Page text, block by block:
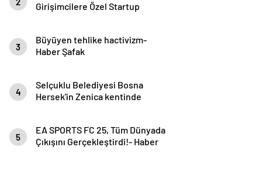
Girişimcilere Özel Startup
3
Büyüyen tehlike hactivizm-
Haber Şafak
4
Selçuklu Belediyesi Bosna
Hersek'in Zenica kentinde
ekibiyle sahne aldı- Haber Şafak
5
EA SPORTS FC 25, Tüm Dünyada
Çıkışını Gerçekleştirdi!- Haber